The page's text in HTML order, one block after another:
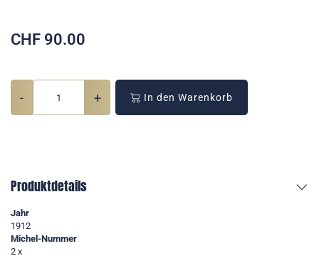
CHF 90.00
- + In den Warenkorb
Produktdetails
Jahr
1912
Michel-Nummer
2 x